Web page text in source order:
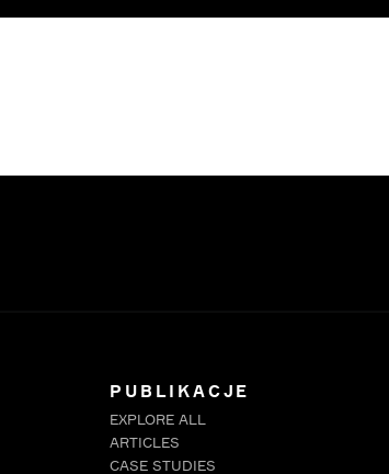
PUBLIKACJE
EXPLORE ALL
ARTICLES
CASE STUDIES